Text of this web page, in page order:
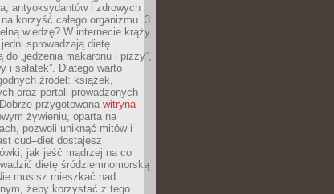
antyoksydantów i zdrowych
korzyść całego organizmu. 3.
wiedzę? W internecie krąży
sprowadzają dietę
do „jedzenia makaronu i pizzy”,
i sałatek”. Dlatego warto
źródeł: książek,
oraz portali prowadzonych
przygotowana witryna
żywieniu, oparta na
pozwoli uniknąć mitów i
cud–diet dostajesz
jak jeść mądrzej na co
dietę śródziemnomorską
musisz mieszkać nad
żeby korzystać z tego